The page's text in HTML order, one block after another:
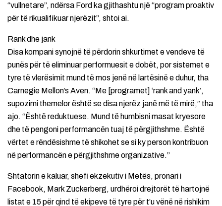
“vullnetare”, ndërsa Ford ka gjithashtu një “program proaktiv
për të rikualifikuar njerëzit”, shtoi ai.
Rank dhe jank
Disa kompani synojnë të përdorin shkurtimet e vendeve të
punës për të eliminuar performuesit e dobët, por sistemet e
tyre të vlerësimit mund të mos jenë në lartësinë e duhur, tha
Carnegie Mellon’s Aven. “Me [programet] ‘rank and yank’,
supozimi themelor është se disa njerëz janë më të mirë,” tha
ajo. “Është reduktuese. Mund të humbisni masat kryesore
dhe të pengoni performancën tuaj të përgjithshme. Është
vërtet e rëndësishme të shikohet se si ky person kontribuon
në performancën e përgjithshme organizative.”
Shtatorin e kaluar, shefi ekzekutiv i Metës, pronari i
Facebook, Mark Zuckerberg, urdhëroi drejtorët të hartojnë
listat e 15 për qind të ekipeve të tyre për t’u vënë në rishikim